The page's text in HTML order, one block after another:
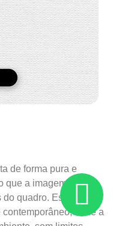
de forma pura e
que a imagem se
quadro. Esse
onde a